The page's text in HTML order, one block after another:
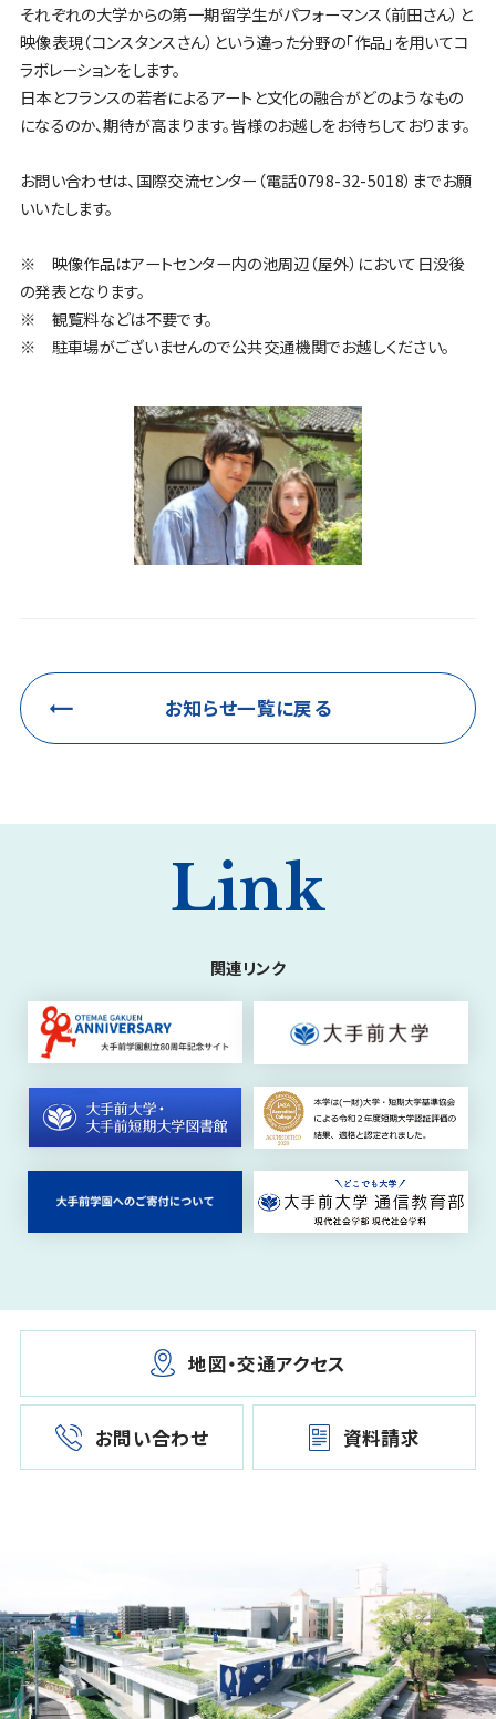
それぞれの大学からの第一期留学生がパフォーマンス（前田さん）と
映像表現（コンスタンスさん）という違った分野の「作品」を用いてコ
ラボレーションをします。
日本とフランスの若者によるアートと文化の融合がどのようなもの
になるのか、期待が高まります。皆様のお越しをお待ちしております。
お問い合わせは、国際交流センター（電話0798-32-5018）までお願
いいたします。
※ 映像作品はアートセンター内の池周辺（屋外）において日没後
の発表となります。
※ 観覧料などは不要です。
※ 駐車場がございませんので公共交通機関でお越しください。
お知らせ一覧に戻る
Link
関連リンク
地図・交通アクセス
お問い合わせ 資料請求